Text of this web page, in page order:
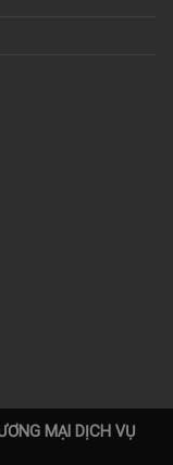
MẠI DỊCH VỤ